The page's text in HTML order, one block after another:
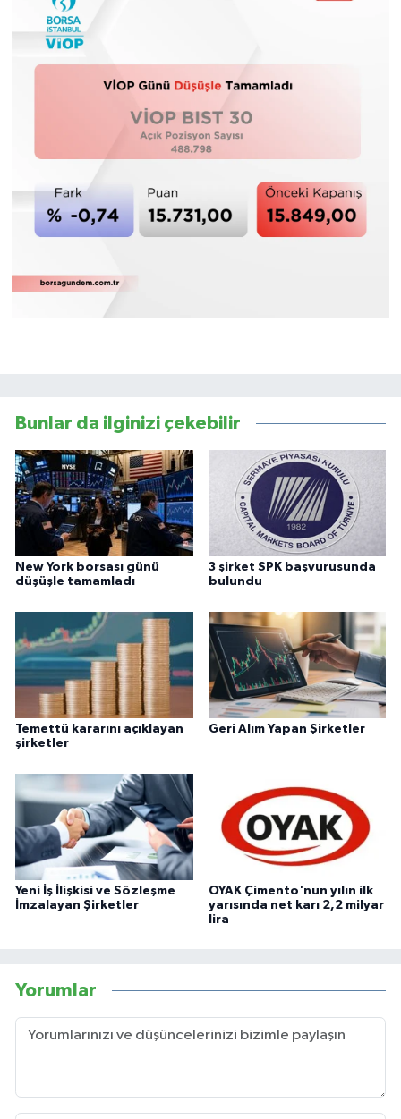
Bunlar da ilginizi çekebilir
New York borsası günü
düşüşle tamamladı
3 şirket SPK başvurusunda
bulundu
Temettü kararını açıklayan
şirketler
Geri Alım Yapan Şirketler
Yeni İş İlişkisi ve Sözleşme
İmzalayan Şirketler
OYAK Çimento'nun yılın ilk
yarısında net karı 2,2 milyar
lira
Yorumlar